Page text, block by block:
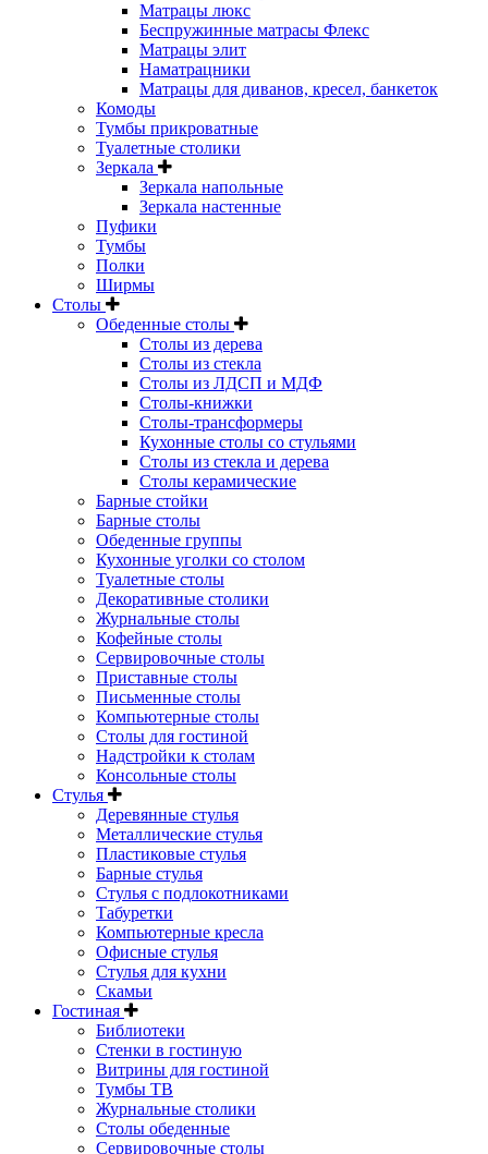
Матрацы люкс
Беспружинные матрасы Флекс
Матрацы элит
Наматрацники
Матрацы для диванов, кресел, банкеток
Комоды
Тумбы прикроватные
Туалетные столики
Зеркала
Зеркала напольные
Зеркала настенные
Пуфики
Тумбы
Полки
Ширмы
Столы
Обеденные столы
Столы из дерева
Столы из стекла
Столы из ЛДСП и МДФ
Столы-книжки
Столы-трансформеры
Кухонные столы со стульями
Столы из стекла и дерева
Столы керамические
Барные стойки
Барные столы
Обеденные группы
Кухонные уголки со столом
Туалетные столы
Декоративные столики
Журнальные столы
Кофейные столы
Сервировочные столы
Приставные столы
Письменные столы
Компьютерные столы
Столы для гостиной
Надстройки к столам
Консольные столы
Стулья
Деревянные стулья
Металлические стулья
Пластиковые стулья
Барные стулья
Стулья с подлокотниками
Табуретки
Компьютерные кресла
Офисные стулья
Стулья для кухни
Скамьи
Гостиная
Библиотеки
Стенки в гостиную
Витрины для гостиной
Тумбы ТВ
Журнальные столики
Столы обеденные
Сервировочные столы